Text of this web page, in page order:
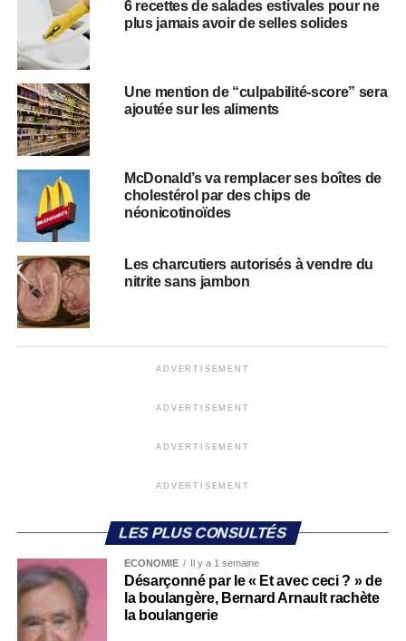
6 recettes de salades estivales pour ne
plus jamais avoir de selles solides
Une mention de “culpabilité-score” sera
ajoutée sur les aliments
McDonald’s va remplacer ses boîtes de
cholestérol par des chips de
néonicotinoïdes
Les charcutiers autorisés à vendre du
nitrite sans jambon
ADVERTISEMENT
ADVERTISEMENT
ADVERTISEMENT
ADVERTISEMENT
LES PLUS CONSULTÉS
ECONOMIE Il y a 1 semaine
Désarçonné par le « Et avec ceci ? » de
la boulangère, Bernard Arnault rachète
la boulangerie